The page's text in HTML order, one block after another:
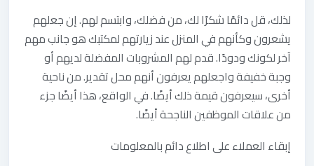
لذلك، قل دائمًا شكرًا لك، من فضلك، وابتسم لهم. إن جعلهم
يشعرون وكأنهم في المنزل عند زيارتهم لمكتبك هو جانب مهم
آخر لكونك ودودًا. قدم لهم المشروبات المفضلة لديهم أو
وجبة خفيفة واجعلهم يعرفون أنهم محل تقدير. من ناحية
أخرى، سيعرفون قيمة ذلك أيضًا. في الواقع، هذا أيضًا جزء
من علاقات الموظفين الناجحة أيضًا.
إبقاء‭ ‬العملاء‭ ‬على‭ ‬اطلاع‭ ‬دائم‭ ‬بالمعلومات